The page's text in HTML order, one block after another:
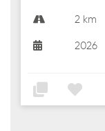
2 km
2026